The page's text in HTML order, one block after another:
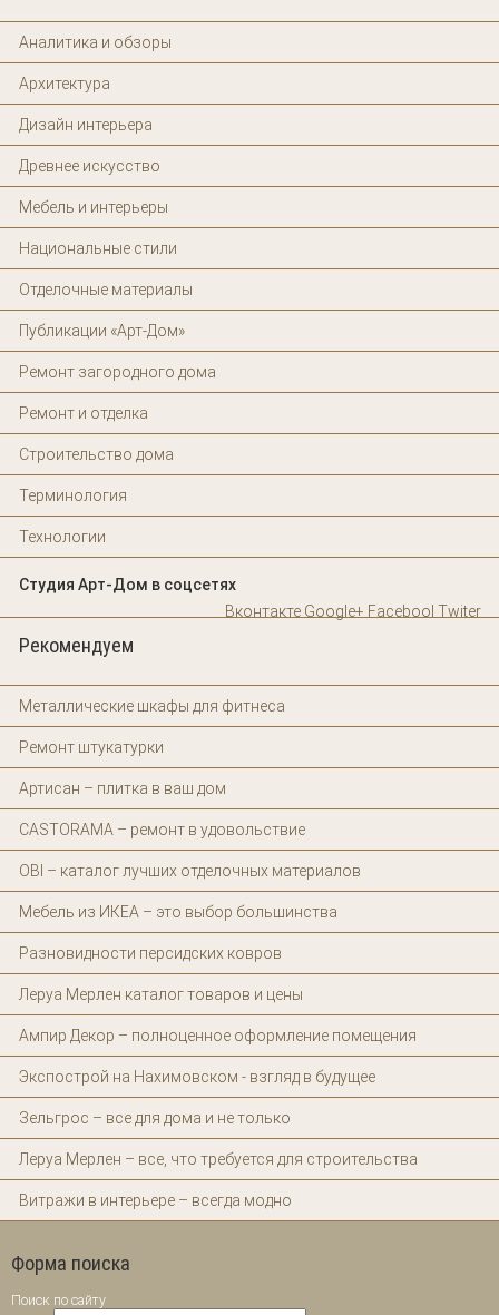
Аналитика и обзоры
Архитектура
Дизайн интерьера
Древнее искусство
Мебель и интерьеры
Национальные стили
Отделочные материалы
Публикации «Арт-Дом»
Ремонт загородного дома
Ремонт и отделка
Строительство дома
Терминология
Технологии
Студия Арт-Дом в соцсетях
Вконтакте Google+ Facebool Twiter
Рекомендуем
Металлические шкафы для фитнеса
Ремонт штукатурки
Артисан – плитка в ваш дом
CASTORAMA – ремонт в удовольствие
OBI – каталог лучших отделочных материалов
Мебель из ИКЕА – это выбор большинства
Разновидности персидских ковров
Леруа Мерлен каталог товаров и цены
Ампир Декор – полноценное оформление помещения
Экспострой на Нахимовском - взгляд в будущее
Зельгрос – все для дома и не только
Леруа Мерлен – все, что требуется для строительства
Витражи в интерьере – всегда модно
Форма поиска
Поиск по сайту